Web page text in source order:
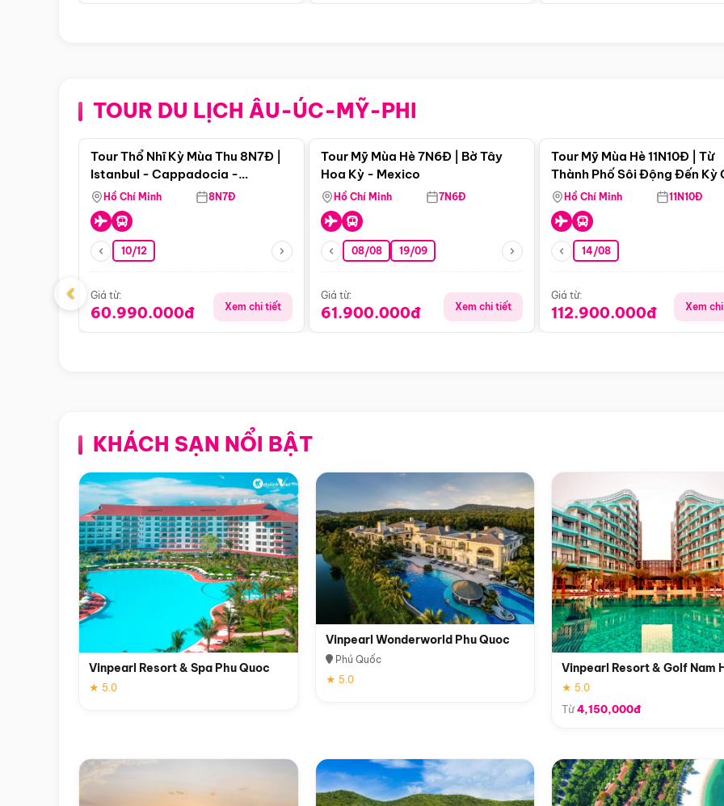
TOUR DU LỊCH ÂU-ÚC-MỸ-PHI
Điểm nổi bật
Tour Thổ Nhĩ Kỳ Mùa Thu 8N7Đ |
Istanbul - Cappadocia -
Pamukkale
Hồ Chí Minh 8N7Đ
10/12
Giá từ:
60.990.000đ Xem chi tiết
Tour Mỹ Mùa Hè 7N6Đ | Bờ Tây
Hoa Kỳ - Mexico
Hồ Chí Minh 7N6Đ
08/08 19/09
Giá từ:
61.900.000đ Xem chi tiết
Tour Mỹ Mùa Hè 11N10Đ | Từ
Thành Phố Sôi Động Đến Kỳ
Thiên Nhiên Mỹ
Hồ Chí Minh 11N10Đ
14/08
Giá từ:
112.900.000đ Xem
‹
KHÁCH SẠN NỔI BẬT
Vinpearl Resort & Spa Phu Quoc
★ 5.0
Vinpearl Wonderworld Phu Quoc
Phú Quốc
★ 5.0
Vinpearl Resort & Golf Nam
★ 5.0
Từ4,150,000đ